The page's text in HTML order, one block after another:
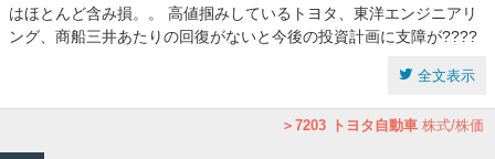
はほとんど含み損。。 高値掴みしているトヨタ、東洋エンジニアリ
ング、商船三井あたりの回復がないと今後の投資計画に支障が????
全文表示
7203 トヨタ自動車 株式/株価